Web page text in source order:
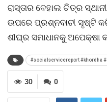
ରାସ୍ତାର ବେହାଲ ଚିତ୍ର
ଉପରେ ପ୍ରଶ୍ନବାଚୀ ସୃଷ୍ଟି
ଶୀଘ୍ର ସମାଧାନକୁ ଅପେକ୍ଷା
#socialservicereport #khordha
0
30